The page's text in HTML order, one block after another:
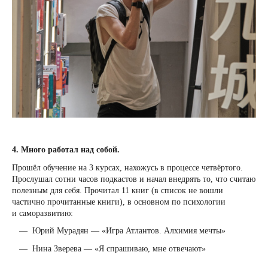
4. Много работал над собой.
Прошёл обучение на 3 курсах, нахожусь в процессе четвёртого.
Прослушал сотни часов подкастов и начал внедрять то, что считаю
полезным для себя. Прочитал 11 книг (в список не вошли
частично прочитанные книги), в основном по психологии
и саморазвитию:
— Юрий Мурадян — «Игра Атлантов. Алхимия мечты»
— Нина Зверева — «Я спрашиваю, мне отвечают»